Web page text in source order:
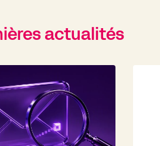
actualités